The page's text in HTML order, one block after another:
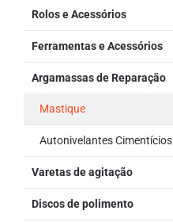
Rolos e Acessórios
Ferramentas e Acessórios
Argamassas de Reparação
Mastique
Autonivelantes Cimentícios
Varetas de agitação
Discos de polimento